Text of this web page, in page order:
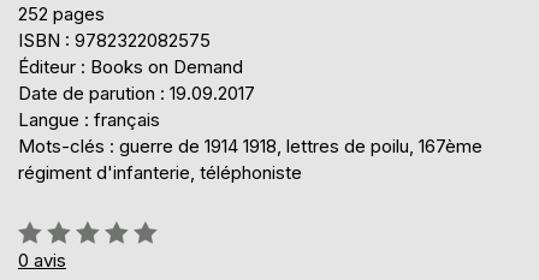
252 pages
ISBN : 9782322082575
Éditeur : Books on Demand
Date de parution : 19.09.2017
Langue : français
Mots-clés : guerre de 1914 1918, lettres de poilu, 167ème
régiment d'infanterie, téléphoniste
Évaluation:
0%
0 avis